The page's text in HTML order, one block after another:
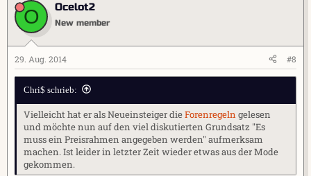
O Ocelot2
New member
29. Aug. 2014 #8
Chri$ schrieb:
Vielleicht hat er als Neueinsteiger dieForenregeln gelesen
und möchte nun auf den viel diskutierten Grundsatz "Es
muss ein Preisrahmen angegeben werden" aufmerksam
machen. Ist leider in letzter Zeit wieder etwas aus der Mode
gekommen.